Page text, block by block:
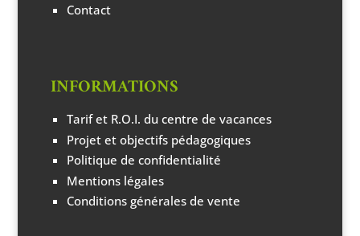
Contact
INFORMATIONS
Tarif et R.O.I. du centre de vacances
Projet et objectifs pédagogiques
Politique de confidentialité
Mentions légales
Conditions générales de vente